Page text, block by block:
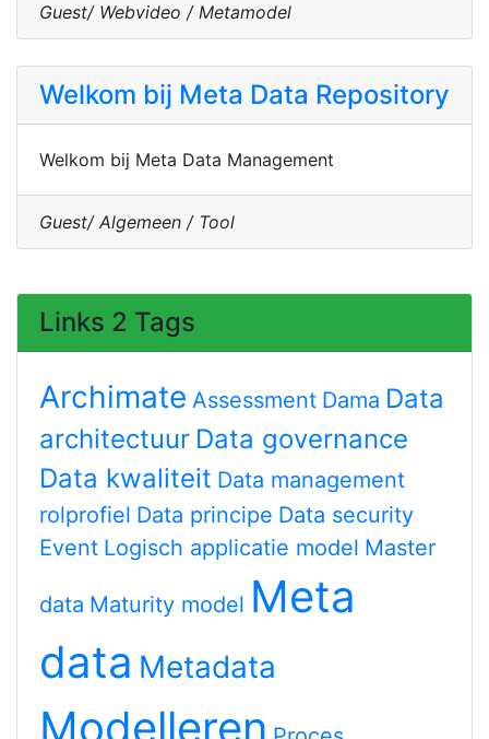
Guest/ Webvideo / Metamodel
Welkom bij Meta Data Repository
Welkom bij Meta Data Management
Guest/ Algemeen / Tool
Links 2 Tags
Archimate Assessment Dama Data
architectuur Data governance
Data kwaliteit Data management
rolprofiel Data principe Data security
Event Logisch applicatie model Master
data Maturity model Meta
data Metadata
Modelleren